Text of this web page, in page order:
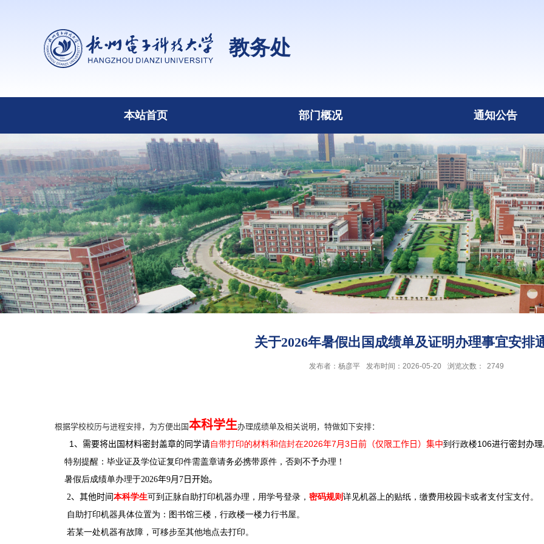
教务处
本站首页 部门概况 通知公告
关于2026年暑假出国成绩单及证明办理事宜安排
发布者：杨彦平 发布时间：2026-05-20 浏览次数： 2749
根据学校校历与进程安排，为方便出国本科学生办理成绩单及相关说明，特做如下安排：
1 、需要将出国材料密封盖章的同学请自带打印的材料和信封在2026年7 月 3 日前（仅限工作日）集中到行政楼106进行密封办
特别提醒：毕业证及学位证复印件需盖章请务必携带原件，否则不予办理！
暑假后成绩单办理于2026年9月 7 日开始。
2、其他时间 本科学生可到正脉自助打印机器办理，用学号登录， 密码规则详见机器上的贴纸，缴费用校园卡或者支付宝支付。
自助打印机器具体位置为：图书馆三楼，行政楼一楼力行书屋。
若某一处机器有故障，可移步至其他地点去打印。